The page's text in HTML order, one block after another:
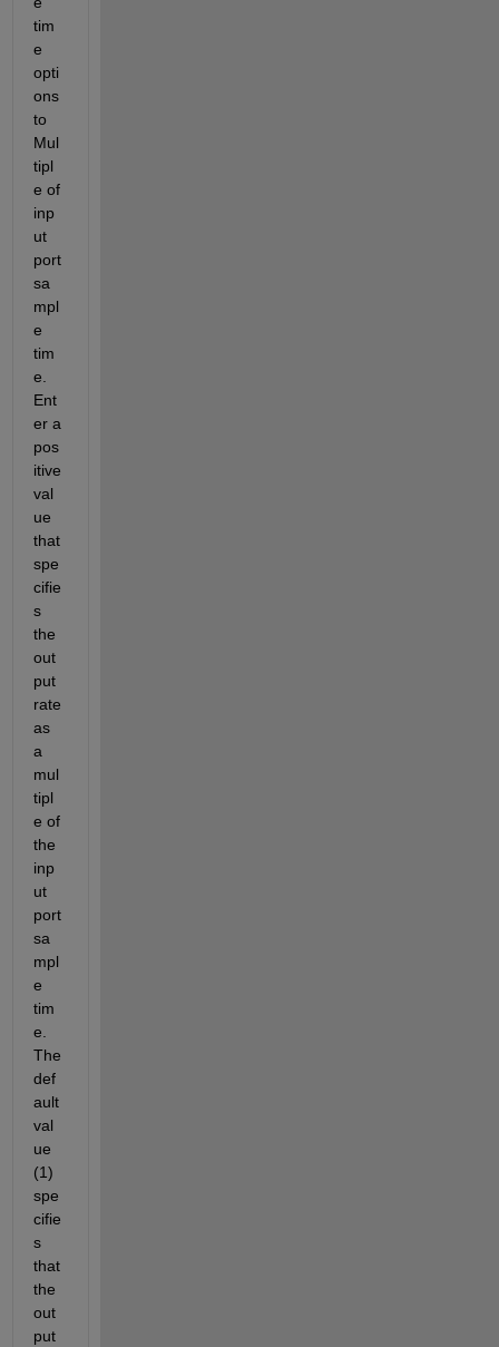
tim
e
opti
ons
to
Mul
tipl
e of
inp
ut
port
sa
mpl
e
tim
e.
Ent
er a
pos
itive
val
ue
that
spe
cifie
s
the
out
put
rate
as
a
mul
tipl
e of
the
inp
ut
port
sa
mpl
e
tim
e.
The
def
ault
val
ue
(1)
spe
cifie
s
that
the
out
put